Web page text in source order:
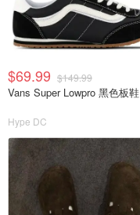
$69.99 $149.99
Vans Super Lowpro 黑色板鞋
Hype DC